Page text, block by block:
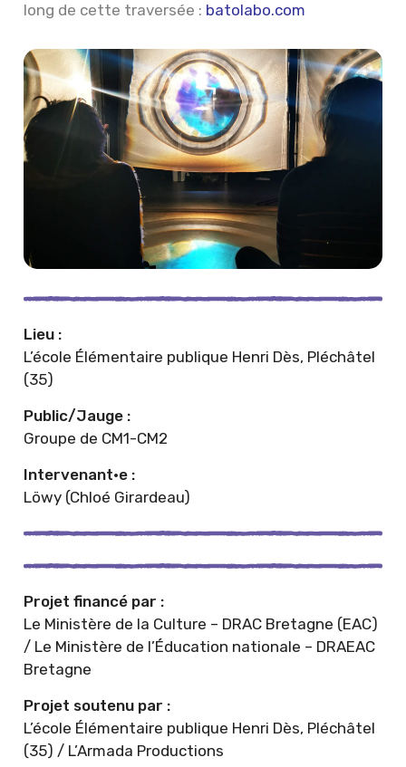
long de cette traversée : batolabo.com
Lieu :
L’école Élémentaire publique Henri Dès, Pléchâtel
(35)
Public/Jauge :
Groupe de CM1-CM2
Intervenant·e :
Löwy (Chloé Girardeau)
Projet financé par :
Le Ministère de la Culture – DRAC Bretagne (EAC)
/ Le Ministère de l’Éducation nationale – DRAEAC
Bretagne
Projet soutenu par :
L’école Élémentaire publique Henri Dès, Pléchâtel
(35) / L’Armada Productions